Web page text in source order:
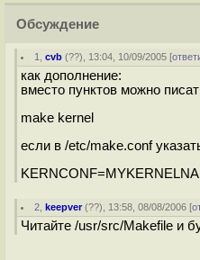
Обсуждение
1 ,cvb (??), 13:04, 10/09/2005 [
как дополнение:
вместо пунктов можно
make kernel
если в /etc/make.conf
2 ,keepver(??), 13:58, 08/08/2006 [
Читайте /usr/src/Makefile и